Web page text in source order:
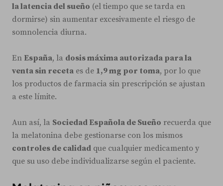
la latencia del sueño (el tiempo que se tarda en
dormirse) sin aumentar excesivamente el riesgo de
somnolencia diurna.
En España, la dosis máxima autorizada para la
venta sin receta es de 1,9 mg por toma, por lo que
los productos de farmacia sin prescripción se ajustan
a este límite.
Aun así, la Sociedad Española de Sueño recuerda que
la melatonina debe gestionarse con los mismos
controles de calidad que cualquier medicamento y
que su uso debe individualizarse según el paciente.